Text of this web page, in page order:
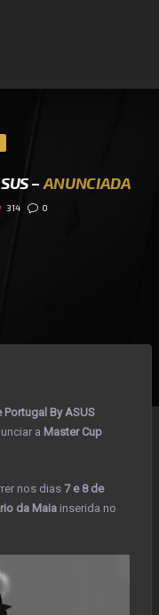
– ANUNCIADA
314 0
Portugal By ASUS
a Master Cup
nos dias 7 e 8 de
da Maia inserida no